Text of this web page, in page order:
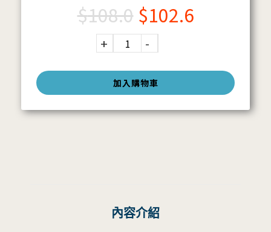
加入購物車
$108.0 $102.6
內容介紹